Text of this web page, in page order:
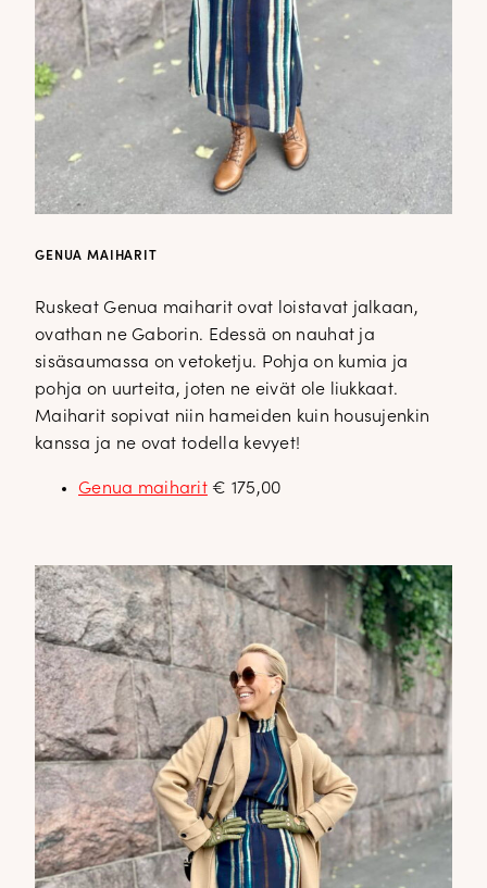
GENUA MAIHARIT
Ruskeat Genua maiharit ovat loistavat jalkaan,
ovathan ne Gaborin. Edessä on nauhat ja
sisäsaumassa on vetoketju. Pohja on kumia ja
pohja on uurteita, joten ne eivät ole liukkaat.
Maiharit sopivat niin hameiden kuin housujenkin
kanssa ja ne ovat todella kevyet!
Genua maiharit€ 175,00
DOPP tyylikirje!
Tilaa tyylikirje ja inspiroidu ajattomasta tyylistä sekä uusista
näkökulmista pukeutumiseen — arkeen ja juhlaan. Uutiset,
uutuudet ja ajattomat ideat saapuvat suoraan sähköpostiisi!